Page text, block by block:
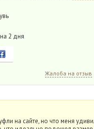
2 дня
Жалоба на отзыв
на сайте, но что меня